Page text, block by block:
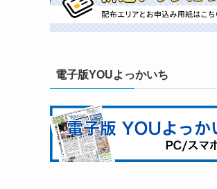
電子版YOUよっかいち